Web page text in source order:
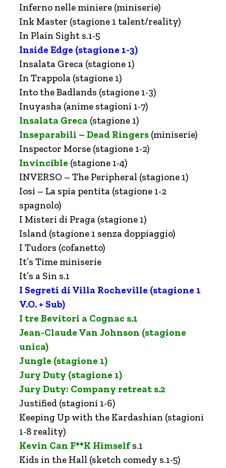
Inferno nelle miniere (miniserie)
Ink Master (stagione 1 talent/reality)
In Plain Sight s.1-5
Inside Edge (stagione 1-3)
Insalata Greca (stagione 1)
In Trappola (stagione 1)
Into the Badlands (stagione 1-3)
Inuyasha (anime stagioni 1-7)
Insalata Greca (stagione 1)
Inseparabili – Dead Ringers (miniserie)
Inspector Morse (stagione 1-2)
Invincible (stagione 1-4)
INVERSO – The Peripheral (stagione 1)
Iosi – La spia pentita (stagione 1-2
spagnolo)
I Misteri di Praga (stagione 1)
Island (stagione 1 senza doppiaggio)
I Tudors (cofanetto)
It’s Time miniserie
It’s a Sin s.1
I Segreti di Villa Rocheville (stagione 1
V.O. + Sub)
I tre Bevitori a Cognac s.1
Jean-Claude Van Johnson (stagione
unica)
Jungle (stagione 1)
Jury Duty (stagione 1)
Jury Duty: Company retreat s.2
Justified (stagioni 1-6)
Keeping Up with the Kardashian (stagioni
1-8 reality)
Kevin Can F**K Himself s.1
Kids in the Hall (sketch comedy s.1-5)